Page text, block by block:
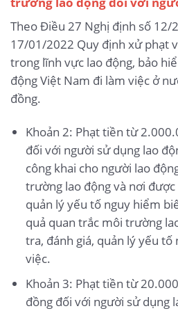
Theo Điều 27 Nghị định số 12/
17/01/2022 Quy định xử phạt
trong lĩnh vực lao động, bảo
động Việt Nam đi làm việc ở
đồng.
Khoản 2: Phạt tiền từ
đối với người sử dụng lao
công khai cho người lao
trường lao động và nơi
quản lý yếu tố nguy hiểm
quả quan trắc môi trường
tra, đánh giá, quản lý yếu
việc.
Khoản 3: Phạt tiền từ
đồng đối với người sử dụng